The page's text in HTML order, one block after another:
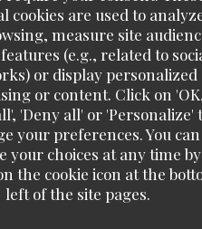
cookies are used to
measure site
(e.g., related to
or display personalized
or content. Click on
'Deny all' or 'Personalize'
your preferences. You can
your choices at any time by
the cookie icon at the
left of the site pages.
à la fin. Une expérience
les yeux fermés.
Encore merci à toute
! ⭐⭐⭐⭐⭐
2
4/5 FOOD: 5/5 VALUE: